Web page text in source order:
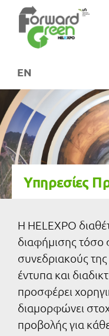
EN
Υπηρεσίες
Η HELEXPO
διαφήμισης τόσο
συνεδριακούς
έντυπα και
προσφέρει
διαμορφώνει
προβολής για